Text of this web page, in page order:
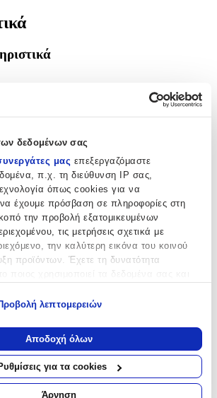
δεδομένων σας
μας επεξεργαζόμαστε
π.χ. τη διεύθυνση IP σας,
όπως cookies για να
έχουμε πρόσβαση σε πληροφορίες στη
την προβολή εξατομικευμένων
τις μετρήσεις σχετικά με
την καλύτερη εικόνα του κοινού
προϊόντων. Έχετε τη δυνατότητα
πληροφορίες σχετικά με τη γεωγραφική
οποίες μπορεί να είναι ακριβείς σε
μέτρων
τη συσκευή σας σαρώνοντας ενεργά
χαρακτηριστικά (δακτυλικό αποτύπωμα)
λεπτομερειών
Αποδοχή όλων
για τα cookies
Άρνηση